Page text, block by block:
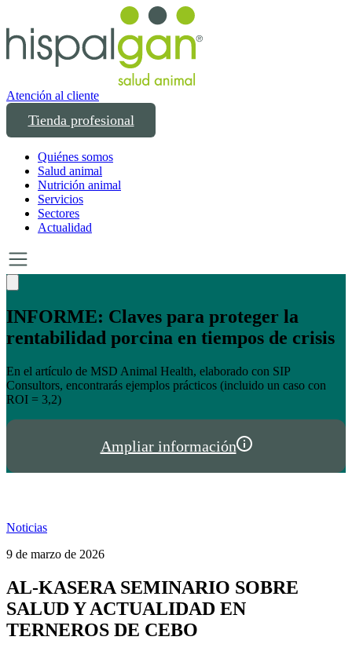
Atención al cliente
Tienda profesional
Quiénes somos
Salud animal
Nutrición animal
Servicios
Sectores
Actualidad
Un año transformando las compras
profesionales en salud y bienestar animal:
Un año creciendo junto a los profesionales del sector animal en
España y Portugal
Ampliar información
Noticias
9 de marzo de 2026
AL-KASERA SEMINARIO SOBRE
SALUD Y ACTUALIDAD EN
TERNEROS DE CEBO